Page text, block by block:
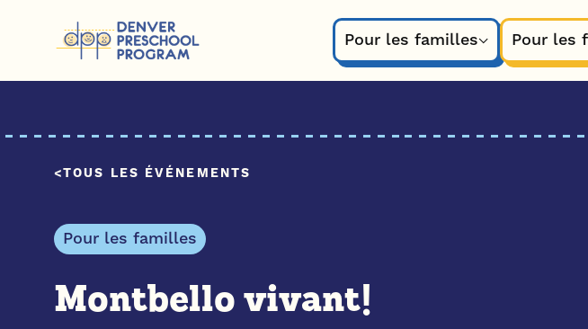
Pour les familles
Pour les
TOUS LES ÉVÉNEMENTS
Pour les familles
Montbello vivant!